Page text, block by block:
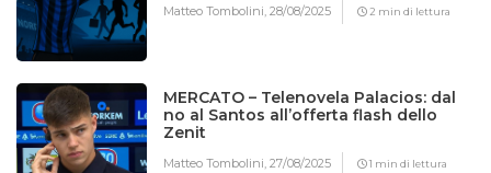
Matteo Tombolini,28/08/2025 2 min di lettura
MERCATO – Telenovela Palacios: dal
no al Santos all’offerta flash dello
Zenit
Matteo Tombolini,27/08/2025 1 min di lettura